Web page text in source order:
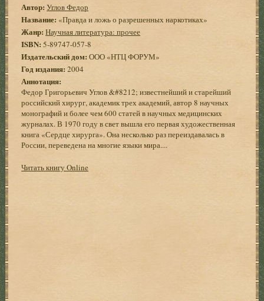
Автор: Углов Федор
Название: «Правда и ложь о разрешенных наркотиках»
Жанр: Научная литература: прочее
ISBN:5-89747-057-8
Издательский дом: ООО «НТЦ ФОРУМ»
Год издания: 2004
Аннотация:
Федор Григорьевич Углов &#8212; известнейший и старейший
российский хирург, академик трех академий, автор 8 научных
монографий и более чем 600 статей в научных медицинских
журналах. В 1970 году в свет вышла его первая художественная
книга «Сердце хирурга». Она несколько раз переиздавалась в
России, переведена на многие языки мира....
Читать книгу Online